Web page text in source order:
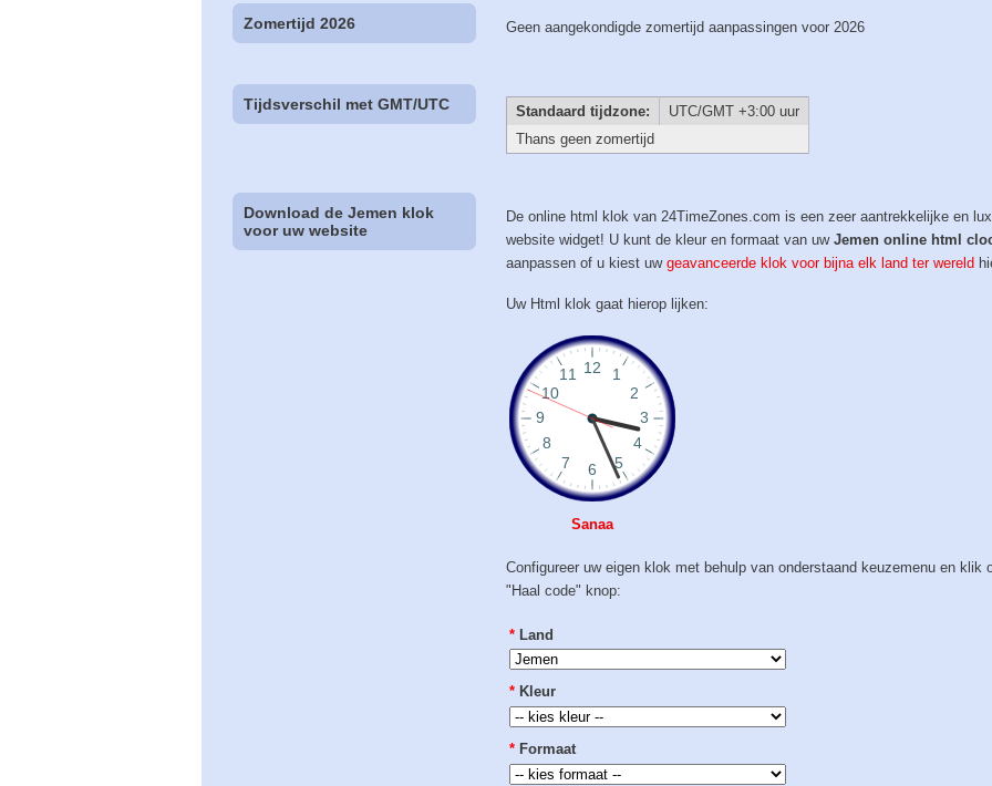
Zomertijd 2026 Geen aangekondigde zomertijd aanpassingen voor 2026
Tijdsverschil met GMT/UTC Standaard tijdzone:
UTC/GMT +3:00 uur
Thans geen zomertijd
Download de Jemen klok
voor uw website
De online html klok van 24TimeZones.com is een zeer aantrekkelijke en
website widget! U kunt de kleur en formaat van uwJemen online html
aanpassen of u kiest uwgeavanceerde klok voor bijna elk land ter wereld
Uw Html klok gaat hierop lijken:
Sanaa
Configureer uw eigen klok met behulp van onderstaand keuzemenu en klik
"Haal code" knop:
* Land
* Kleur
* Formaat